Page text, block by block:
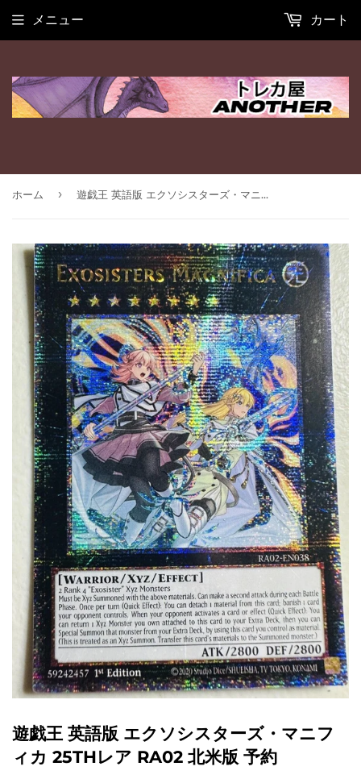
メニュー カート
ホーム › 遊戯王 英語版 エクソシスターズ・マニフィカ 25thレア RA02 北米版 予約
遊戯王 英語版 エクソシスターズ・マニフ
ィカ 25THレア RA02 北米版 予約